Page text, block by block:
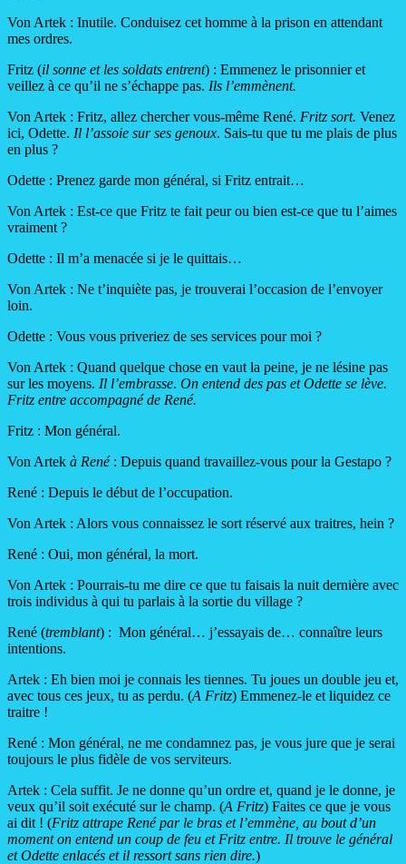
Von Artek : Inutile. Conduisez cet homme à la prison en attendant
mes ordres.
Fritz (il sonne et les soldats entrent) : Emmenez le prisonnier et
veillez à ce qu’il ne s’échappe pas. Ils l’emmènent.
Von Artek : Fritz, allez chercher vous-même René. Fritz sort. Venez
ici, Odette. Il l’assoie sur ses genoux. Sais-tu que tu me plais de plus
en plus ?
Odette : Prenez garde mon général, si Fritz entrait…
Von Artek : Est-ce que Fritz te fait peur ou bien est-ce que tu l’aimes
vraiment ?
Odette : Il m’a menacée si je le quittais…
Von Artek : Ne t’inquiète pas, je trouverai l’occasion de l’envoyer
loin.
Odette : Vous vous priveriez de ses services pour moi ?
Von Artek : Quand quelque chose en vaut la peine, je ne lésine pas
sur les moyens. Il l’embrasse. On entend des pas et Odette se lève.
Fritz entre accompagné de René.
Fritz : Mon général.
Von Artek à René : Depuis quand travaillez-vous pour la Gestapo ?
René : Depuis le début de l’occupation.
Von Artek : Alors vous connaissez le sort réservé aux traitres, hein ?
René : Oui, mon général, la mort.
Von Artek : Pourrais-tu me dire ce que tu faisais la nuit dernière avec
trois individus à qui tu parlais à la sortie du village ?
René (tremblant) : Mon général… j’essayais de… connaître leurs
intentions.
Artek : Eh bien moi je connais les tiennes. Tu joues un double jeu et,
avec tous ces jeux, tu as perdu. (A Fritz) Emmenez-le et liquidez ce
traitre !
René : Mon général, ne me condamnez pas, je vous jure que je serai
toujours le plus fidèle de vos serviteurs.
Artek : Cela suffit. Je ne donne qu’un ordre et, quand je le donne, je
veux qu’il soit exécuté sur le champ. (A Fritz) Faites ce que je vous
ai dit ! (Fritz attrape René par le bras et l’emmène, au bout d’un
moment on entend un coup de feu et Fritz entre. Il trouve le général
et Odette enlacés et il ressort sans rien dire.)